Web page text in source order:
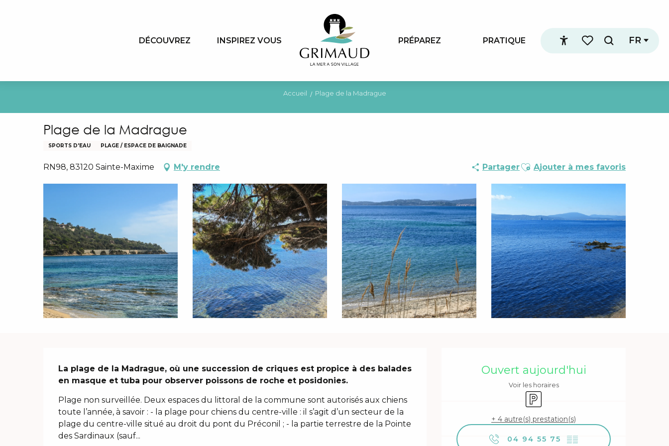
Accessibilité
Voir les favoris
Recherche
FR
DÉCOUVREZ INSPIREZ VOUS PRÉPAREZ PRATIQUE
Accueil Plage de la Madrague
Plage de la Madrague
SPORTS D'EAU PLAGE / ESPACE DE BAIGNADE
RN98, 83120 Sainte-Maxime M'y rendre PartagerAjouter aux favoris
Ajouter à mes favoris
Ouverture et
Ouvert aujourd'hui
Voir les horaires
Parking
+ 4 autre(s) prestation(s)
04 94 55 75 ▒▒
Description
La plage de la Madrague, où une succession de criques est propice à des balades
en masque et tuba pour observer poissons de roche et posidonies.
Plage non surveillée. Deux espaces du littoral de la commune sont autorisés aux chiens
toute l’année, à savoir : - la plage pour chiens du centre-ville : il s’agit d’un secteur de la
plage du centre-ville situé au droit du pont du Préconil ; - la partie terrestre de la Pointe
des Sardinaux (sauf...